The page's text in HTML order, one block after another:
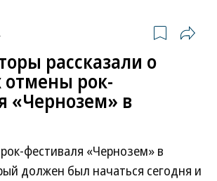
рассказали о
отмены рок-
«Чернозем» в
фестиваля «Чернозем» в
должен был начаться сегодня и